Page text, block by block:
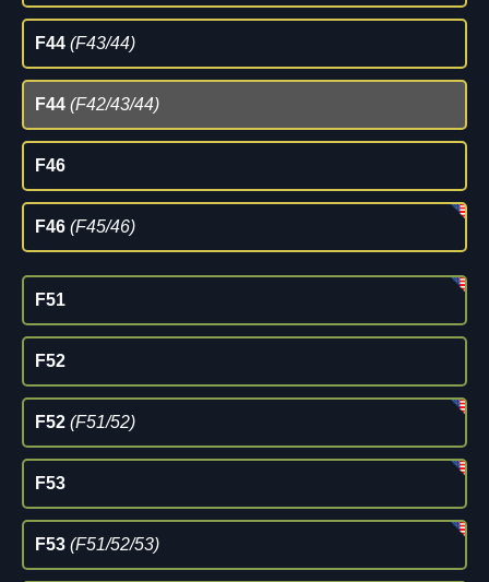
F44 (F43/44)
F44 (F42/43/44)
F46
F46 (F45/46)
F51
F52
F52 (F51/52)
F53
F53 (F51/52/53)